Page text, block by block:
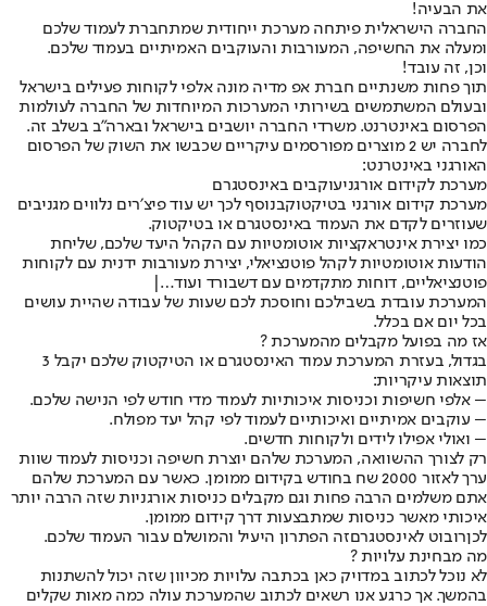
את הבעיה!
החברה הישראלית פיתחה מערכת ייחודית שמתחברת לעמוד שלכם
ומעלה את החשיפה, המעורבות והעוקבים האמיתיים בעמוד שלכם.
וכן, זה עובד!
תוך פחות משנתיים חברת אפ מדיה מונה אלפי לקוחות פעילים בישראל
ובעולם המשתמשים בשירותי המערכות המיוחדות של החברה לעולמות
הפרסום באינטרנט. משרדי החברה יושבים בישראל ובארה״ב בשלב זה.
לחברה יש 2 מוצרים מפורסמים עיקריים שכבשו את השוק של הפרסום
האורגני באינטרנט:
מערכת לקידום אורגניעוקבים באינסטגרם
מערכת קידום אורגני בטיקטוקבנוסף לכך יש עוד פיצ׳רים נלווים מגניבים
שעוזרים לקדם את העמוד באינסטגרם או בטיקטוק.
כמו יצירת אינטראקציות אוטומטיות עם הקהל היעד שלכם, שליחת
הודעות אוטומטיות לקהל פוטנציאלי, יצירת מעורבות ידנית עם לקוחות
פוטנציאליים, דוחות מתקדמים עם דשבורד ועוד…|
המערכת עובדת בשבילכם וחוסכת לכם שעות של עבודה שהיית עושים
בכל יום אם בכלל.
אז מה בפועל מקבלים מהמערכת ?
בגדול, בעזרת המערכת עמוד האינסטגרם או הטיקטוק שלכם יקבל 3
תוצאות עיקריות:
– אלפי חשיפות וכניסות איכותיות לעמוד מדי חודש לפי הנישה שלכם.
– עוקבים אמיתיים ואיכותיים לעמוד לפי קהל יעד מפולח.
– ואולי אפילו לידים ולקוחות חדשים.
רק לצורך ההשוואה, המערכת שלהם יוצרת חשיפה וכניסות לעמוד שוות
ערך לאזור 2000 שח בחודש בקידום ממומן. כאשר עם המערכת שלהם
אתם משלמים הרבה פחות וגם מקבלים כניסות אורגניות שזה הרבה יותר
איכותי מאשר כניסות שמתבצעות דרך קידום ממומן.
לכןרובוט לאינסטגרםזה הפתרון היעיל והמושלם עבור העמוד שלכם.
מה מבחינת עלויות ?
לא נוכל לכתוב במדויק כאן בכתבה עלויות מכיוון שזה יכול להשתנות
בהמשך. אך כרגע אנו רשאים לכתוב שהמערכת עולה כמה מאות שקלים